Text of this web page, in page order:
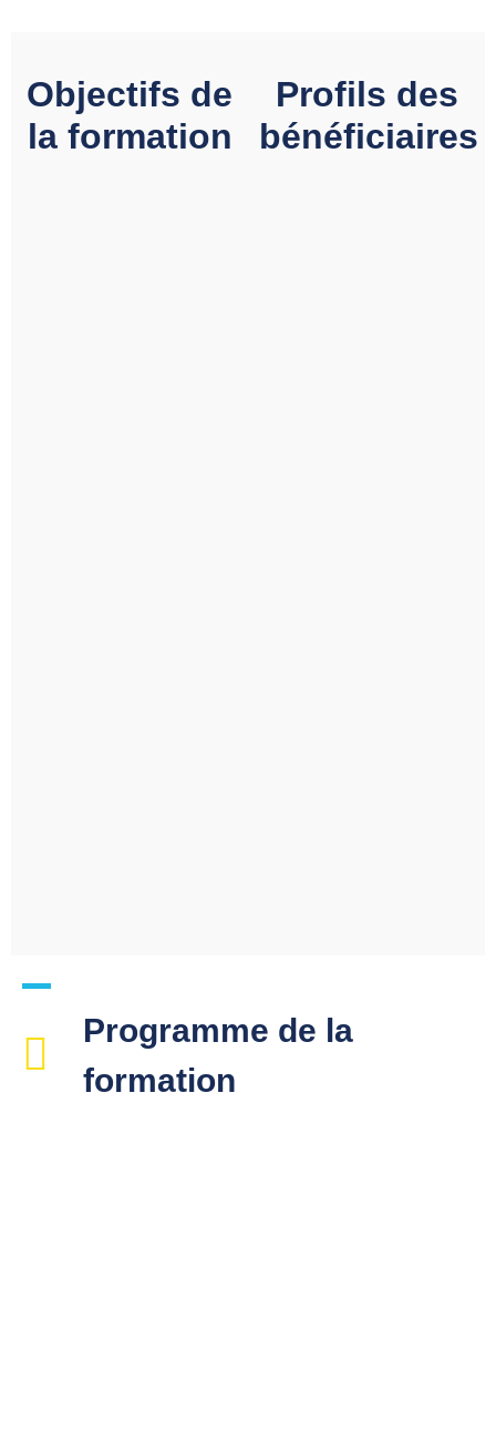
Objectifs de
la formation
Profils des
bénéficiaires
Programme de la
formation